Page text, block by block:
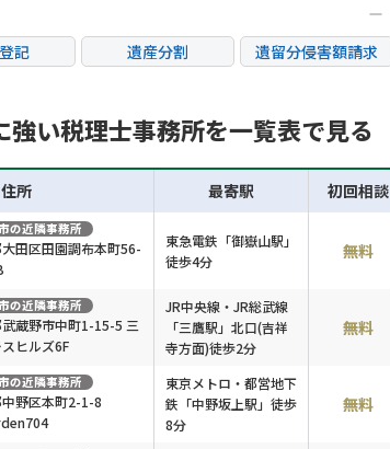
区 板橋区 練馬区
足立区
市 三鷹市 府中市
調布市
市
記 遺産分割
遺留分侵害額請求
調査 相続財産調査
産)
い税理士事務所を一覧表で見る
住所 最寄駅 初回相談
の近隣事務所
田区田園調布本町56-
東急電鉄「御嶽山駅」
徒歩4分
無料
の近隣事務所
蔵野市中町1-15-5 三
ヒルズ6F
JR中央線・JR総武線
「三鷹駅」北口(吉祥
寺方面)徒歩2分
無料
の近隣事務所
野区本町2-1-8
東京メトロ・都営地下
鉄「中野坂上駅」徒歩
8分
無料